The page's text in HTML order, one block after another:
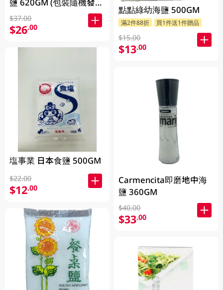
放)
$37.00
$26.00
塩事業 日本食鹽 500GM
$22.00
$12.00
點點綠幼海鹽 500GM
滿2件88折 買1件送1件贈品
$15.00
$13.00
Carmencita即磨地中海
鹽 360GM
$40.00
$33.00